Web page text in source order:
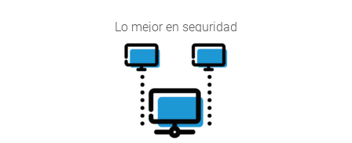
Lo mejor en seguridad